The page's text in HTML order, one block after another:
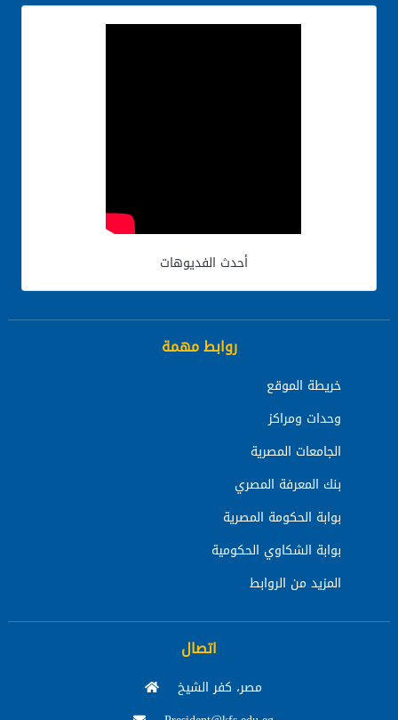
أحدث الفديوهات
روابط مهمة
خريطة الموقع
وحدات ومراكز
الجامعات المصرية
بنك المعرفة المصري
بوابة الحكومة المصرية
بوابة الشكاوي الحكومية
المزيد من الروابط
اتصال
مصر، كفر الشيخ